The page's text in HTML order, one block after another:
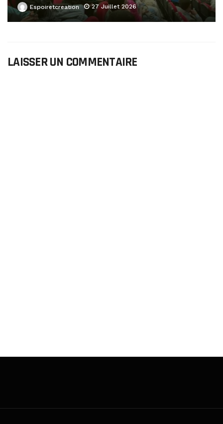
Espoiretcreation 27 Juillet 2026
LAISSER UN COMMENTAIRE